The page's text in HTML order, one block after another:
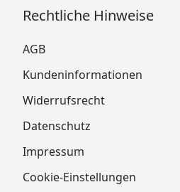
Rechtliche Hinweise
AGB
Kundeninformationen
Widerrufsrecht
Datenschutz
Impressum
Cookie-Einstellungen